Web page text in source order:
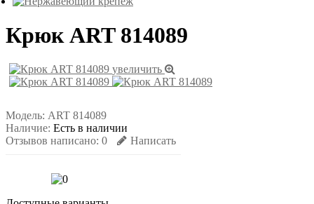
Крюк ART 814089
увеличить
Модель: ART 814089
Наличие: Есть в наличии
Отзывов написано: 0 Написать